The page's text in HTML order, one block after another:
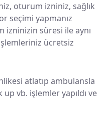
oturum izniniz, sağlık
seçimi yapmanız
izninizin süresi ile aynı
ücretsiz
atlatıp ambulansla
vb. işlemler yapıldı ve